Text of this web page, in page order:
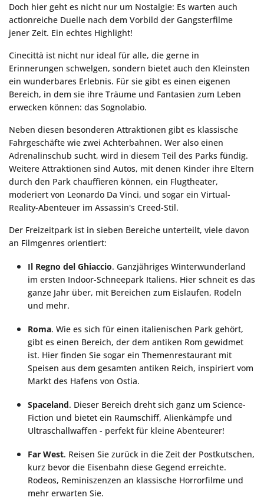
Doch hier geht es nicht nur um Nostalgie: Es warten auch
actionreiche Duelle nach dem Vorbild der Gangsterfilme
jener Zeit. Ein echtes Highlight!
Cinecittà ist nicht nur ideal für alle, die gerne in
Erinnerungen schwelgen, sondern bietet auch den Kleinsten
ein wunderbares Erlebnis. Für sie gibt es einen eigenen
Bereich, in dem sie ihre Träume und Fantasien zum Leben
erwecken können: das Sognolabio.
Neben diesen besonderen Attraktionen gibt es klassische
Fahrgeschäfte wie zwei Achterbahnen. Wer also einen
Adrenalinschub sucht, wird in diesem Teil des Parks fündig.
Weitere Attraktionen sind Autos, mit denen Kinder ihre Eltern
durch den Park chauffieren können, ein Flugtheater,
moderiert von Leonardo Da Vinci, und sogar ein Virtual-
Reality-Abenteuer im Assassin's Creed-Stil.
Der Freizeitpark ist in sieben Bereiche unterteilt, viele davon
an Filmgenres orientiert:
Il Regno del Ghiaccio. Ganzjähriges Winterwunderland
im ersten Indoor-Schneepark Italiens. Hier schneit es das
ganze Jahr über, mit Bereichen zum Eislaufen, Rodeln
und mehr.
Roma. Wie es sich für einen italienischen Park gehört,
gibt es einen Bereich, der dem antiken Rom gewidmet
ist. Hier finden Sie sogar ein Themenrestaurant mit
Speisen aus dem gesamten antiken Reich, inspiriert vom
Markt des Hafens von Ostia.
Spaceland. Dieser Bereich dreht sich ganz um Science-
Fiction und bietet ein Raumschiff, Alienkämpfe und
Ultraschallwaffen - perfekt für kleine Abenteurer!
Far West. Reisen Sie zurück in die Zeit der Postkutschen,
kurz bevor die Eisenbahn diese Gegend erreichte.
Rodeos, Reminiszenzen an klassische Horrorfilme und
mehr erwarten Sie.